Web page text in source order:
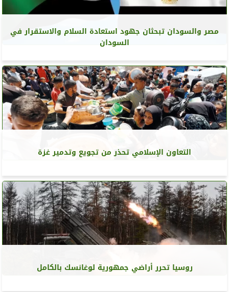
مصر والسودان تبحثان جهود استعادة السلام والاستقرار في
السودان
التعاون الإسلامي تحذر من تجويع وتدمير غزة
روسيا تحرر أراضي جمهورية لوغانسك بالكامل